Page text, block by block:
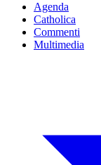
Agenda
Catholica
Commenti
Multimedia